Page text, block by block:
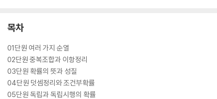
목차
01단원 여러 가지 순열
02단원 중복조합과 이항정리
03단원 확률의 뜻과 성질
04단원 덧셈정리와 조건부확률
05단원 독립과 독립시행의 확률